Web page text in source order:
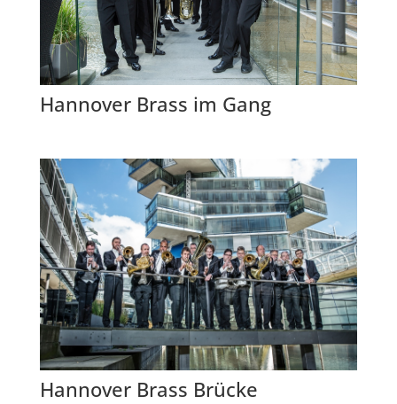
Hannover Brass im Gang
Hannover Brass Brücke